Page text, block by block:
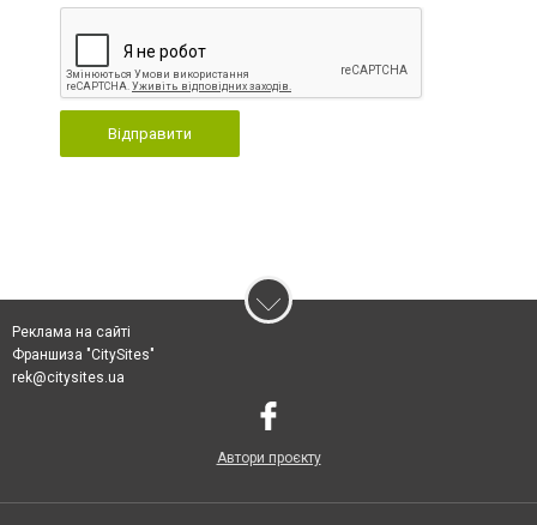
Відправити
Реклама на сайті
Франшиза "CitySites"
rek@citysites.ua
Автори проєкту